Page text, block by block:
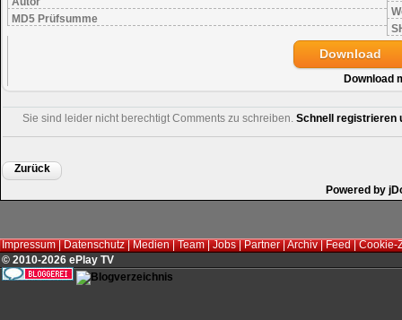
MD5 Prüfsumme
Download
Download
Sie sind leider nicht berechtigt Comments zu schreiben. Schnell registrieren
Zurück
Powered by
Impressum|Datenschutz|Medien|Team|Jobs|Partner|Archiv|Feed|Cookie-
© 2010-2026 ePlay TV